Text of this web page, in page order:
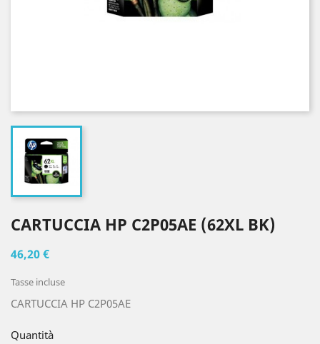
CARTUCCIA HP C2P05AE (62XL BK)
46,20 €
Tasse incluse
CARTUCCIA HP C2P05AE
Quantità